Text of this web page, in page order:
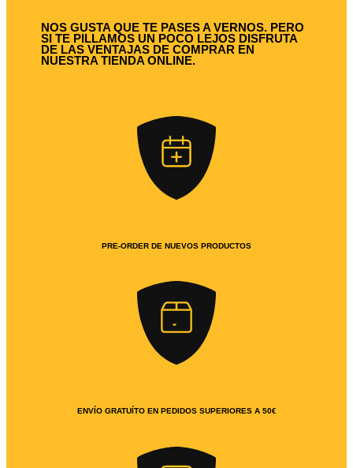
NOS GUSTA QUE TE PASES A VERNOS. PERO
SI TE PILLAMOS UN POCO LEJOS DISFRUTA
DE LAS VENTAJAS DE COMPRAR EN
NUESTRA TIENDA ONLINE.
PRE-ORDER DE NUEVOS PRODUCTOS
ENVÍO GRATUÍTO EN PEDIDOS SUPERIORES A 50€